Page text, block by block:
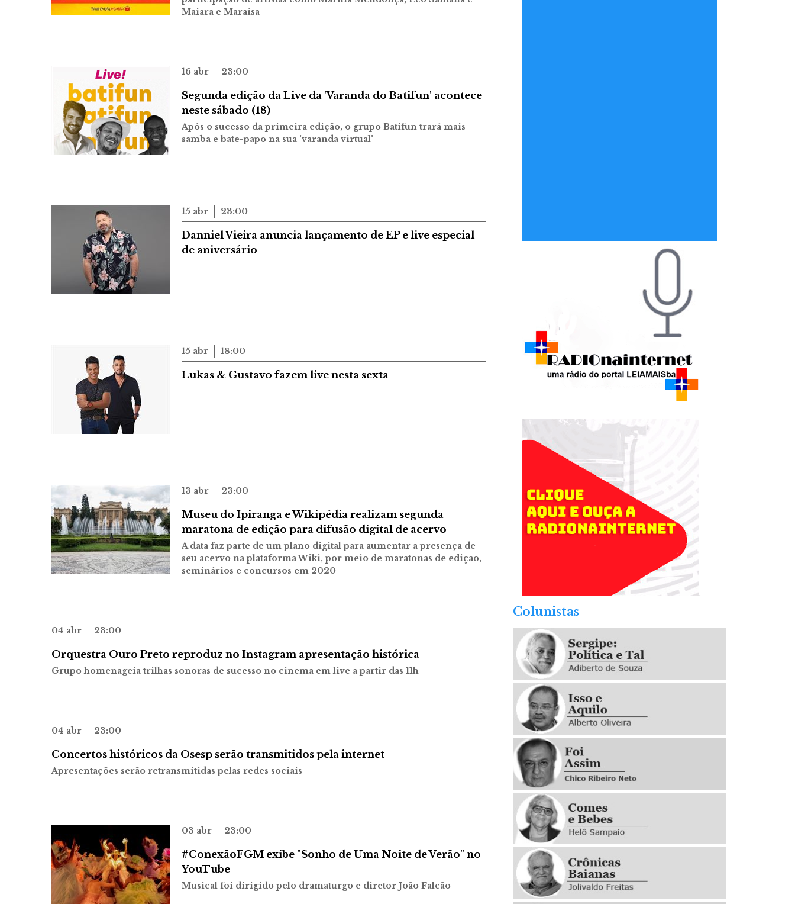
Maiara e Maraísa
16 abr 23:00
Segunda edição da Live da 'Varanda do Batifun' acontece
neste sábado (18)
Após o sucesso da primeira edição, o grupo Batifun trará mais
samba e bate-papo na sua 'varanda virtual'
15 abr 23:00
Danniel Vieira anuncia lançamento de EP e live especial
de aniversário
15 abr 18:00
Lukas & Gustavo fazem live nesta sexta
13 abr 23:00
Museu do Ipiranga e Wikipédia realizam segunda
maratona de edição para difusão digital de acervo
A data faz parte de um plano digital para aumentar a presença de
seu acervo na plataforma Wiki, por meio de maratonas de edição,
seminários e concursos em 2020
04 abr 23:00
Orquestra Ouro Preto reproduz no Instagram apresentação histórica
Grupo homenageia trilhas sonoras de sucesso no cinema em live a partir das 11h
04 abr 23:00
Concertos históricos da Osesp serão transmitidos pela internet
Apresentações serão retransmitidas pelas redes sociais
03 abr 23:00
#ConexãoFGM exibe "Sonho de Uma Noite de Verão" no
YouTube
Musical foi dirigido pelo dramaturgo e diretor João Falcão
.
Colunistas